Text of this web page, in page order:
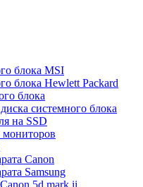
блока MSI
блока Hewlett Packard
блока
системного блока
на SSD
Canon
Samsung
5d mark ii